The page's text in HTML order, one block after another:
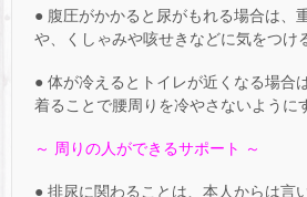
● 腹圧がかかると尿がもれる場合は、
や、くしゃみや咳せきなどに気をつけ
● 体が冷えるとトイレが近くなる場合
着ることで腰周りを冷やさないように
～ 周りの人ができるサポート ～
● 排尿に関わることは、本人からは言